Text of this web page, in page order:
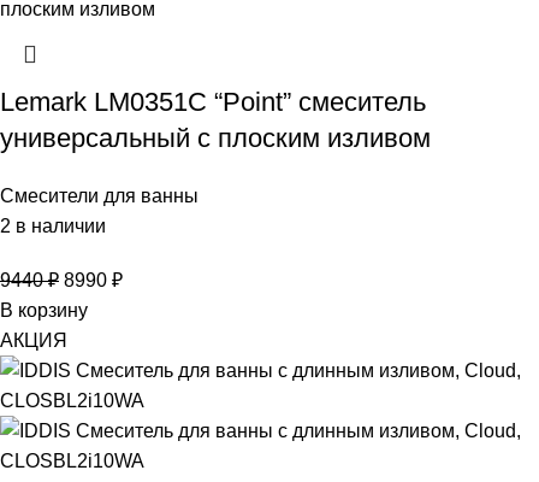
Lemark LM0351C “Point” смеситель
универсальный с плоским изливом
Смесители для ванны
2 в наличии
9440₽ 8990 ₽
В корзину
АКЦИЯ